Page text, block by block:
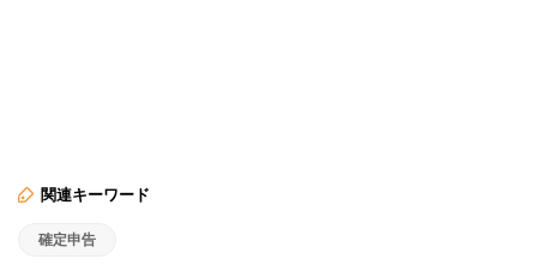
関連キーワード
確定申告